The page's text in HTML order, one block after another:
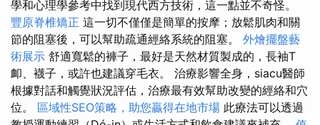
學和心理學參考中找到現代西方技術，這一點並不奇怪。
豐原脊椎矯正 這一切不僅僅是簡單的按摩；放鬆肌肉和關
節的阻塞後，可以幫助疏通經絡系統的阻塞。 外燴擺盤藝
術展示 舒適寬鬆的褲子，最好是天然材質製成的，長袖T
卹、襪子，或許也建議穿毛衣。 治療影響全身，siacu醫師
根據對話和觸覺狀況評估，治療最有效幫助改變的經絡和穴
位。 區域性SEO策略，助您贏得在地市場 此療法可以透過